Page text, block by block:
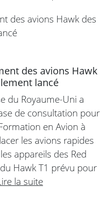
des avions Hawk
lancé
du Royaume-Uni a
de consultation pour
en Avion à
les avions rapides
appareils des Red
Hawk T1 prévu pour
la suite